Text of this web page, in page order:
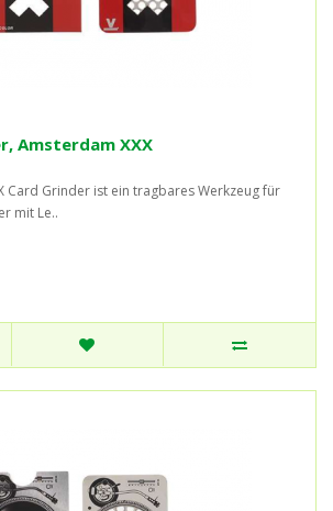
Amsterdam XXX
Card Grinder ist ein tragbares Werkzeug für
mit Le..